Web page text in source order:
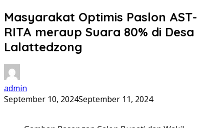
Masyarakat Optimis Paslon AST-
RITA meraup Suara 80% di Desa
Lalattedzong
admin
September 10, 2024September 11, 2024